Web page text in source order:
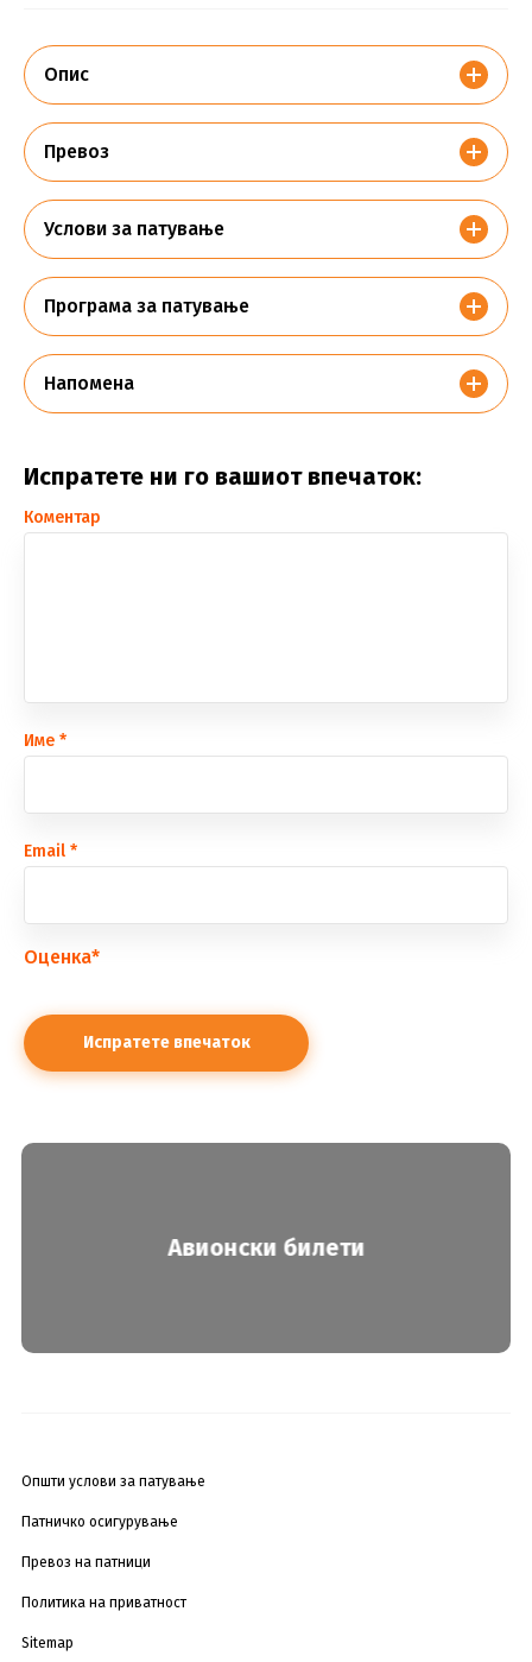
Опис
Превоз
Услови за патување
Програма за патување
Напомена
Испратете ни го вашиот впечаток:
Коментар
Име *
Еmail *
Оценка*
Авионски билети
Општи услови за патување
Патничко осигурување
Превоз на патници
Политика на приватност
Sitemap